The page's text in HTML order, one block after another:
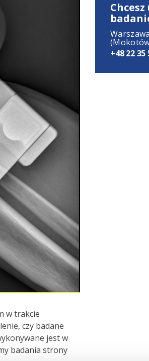
w trakcie
czy badane
jest w
badania strony
Warszawa
+48 22 35